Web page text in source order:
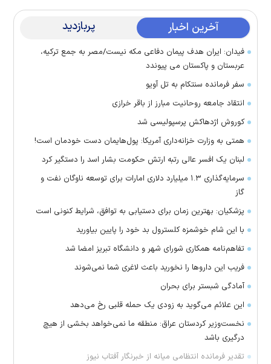
آخرین اخبار پربازدید
فیدان: ایران هدف پیمان دفاعی مکه نیست/مصر به جمع ترکیه،
عربستان و پاکستان می پیوندد
سفر فرمانده سنتکام به تل آویو
انتقاد جامعه روحانیت مبارز از باقر خرازی
کوروش اژدهاکش پرسپولیسی شد
همتی به وزارت خزانه‌داری آمریکا: پول‌هایمان دست خودمان است!
لبنان یک افسر عالی رتبه ارتش حکومت بشار اسد را دستگیر کرد
سرمایه‌گذاری ۱.۳ میلیارد دلاری امارات برای توسعه ناوگان نفت و
گاز
پزشکیان: بهترین زمان برای دستیابی به توافق، شرایط کنونی است
با این شام خوشمزه کلسترول بد خود را پایین بیاورید
تفاهم‌نامه همکاری شورای شهر و دانشگاه تبریز امضا شد
فریب این دارو‌ها را نخورید باعث لاغری شما نمی‌شوند
آمادگی شبستر برای بحران
این علائم می‌گوید به زودی یک حمله قلبی رخ می‌دهد
نخست‌وزیر کردستان عراق: منطقه ما نمی‌خواهد بخشی از هیچ
درگیری باشد
تقدیر فرمانده انتظامی میانه از خبرنگار آفتاب نیوز